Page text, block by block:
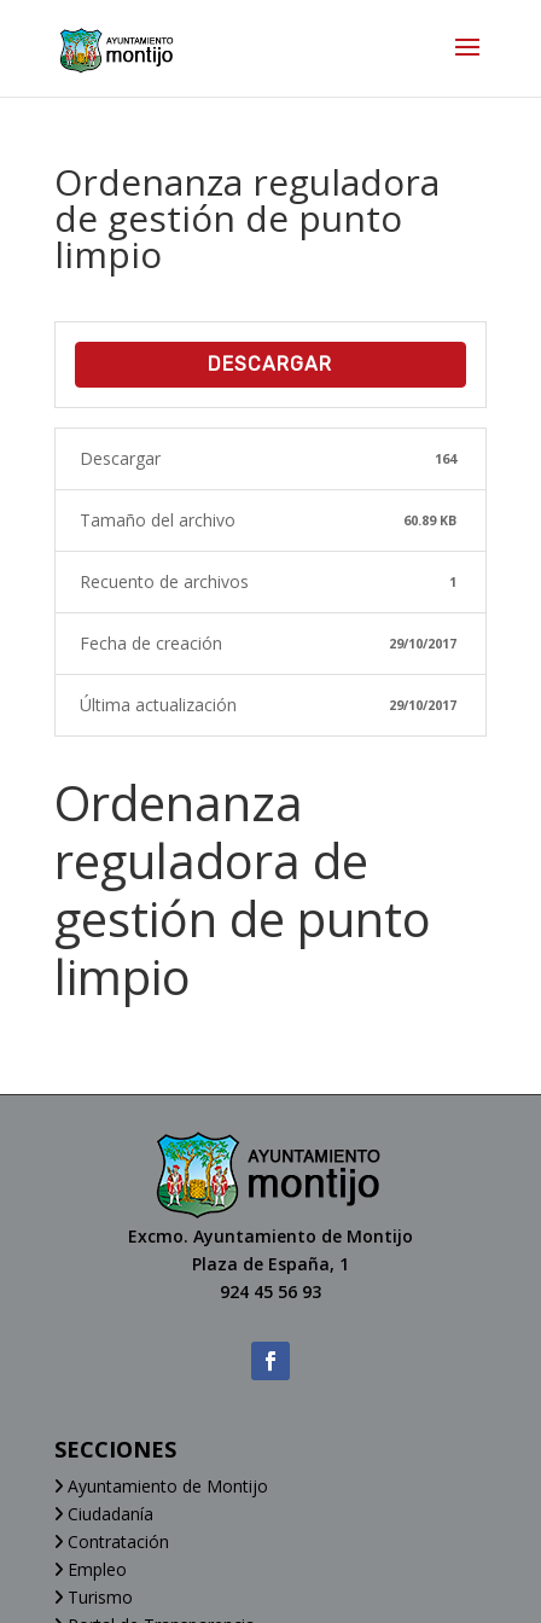
Ordenanza reguladora
de gestión de punto
limpio
DESCARGAR
Descargar 164
Tamaño del archivo 60.89 KB
Recuento de archivos 1
Fecha de creación 29/10/2017
Última actualización 29/10/2017
Ordenanza
reguladora de
gestión de punto
limpio
Excmo. Ayuntamiento de Montijo
Plaza de España, 1
924 45 56 93
SECCIONES
Ayuntamiento de Montijo
Ciudadanía
Contratación
Empleo
Turismo